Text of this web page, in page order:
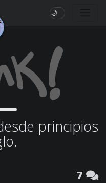
🌙
principios
7